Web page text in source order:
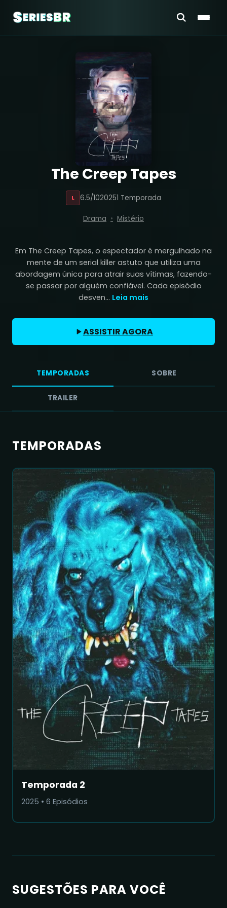
The Creep Tapes
L 6.5/1020251 Temporada
Drama Mistério
Em The Creep Tapes, o espectador é mergulhado na
mente de um serial killer astuto que utiliza uma
abordagem única para atrair suas vítimas, fazendo-
se passar por alguém confiável. Cada episódio
desven... Leia mais
ASSISTIR AGORA
TEMPORADAS SOBRE
TRAILER
TEMPORADAS
Temporada 2
2025 • 6 Episódios
SUGESTÕES PARA VOCÊ